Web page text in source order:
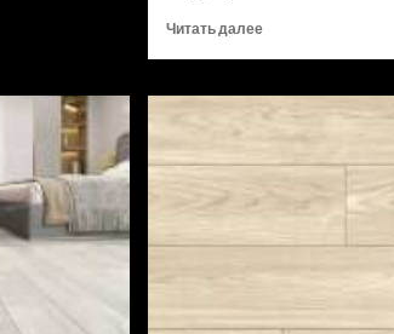
Читать далееПрочитать
SPC
ламинат
Floor
ECO